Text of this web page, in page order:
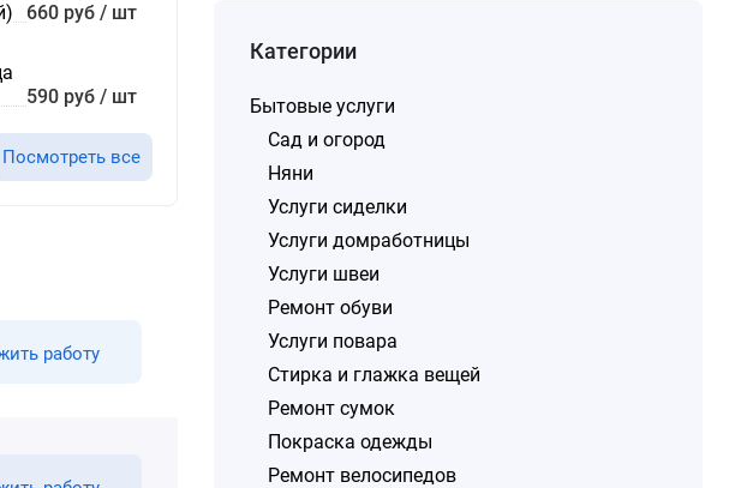
660 руб / шт
590 руб / шт
Посмотреть все
работу
Категории
Бытовые услуги
Сад и огород
Няни
Услуги сиделки
Услуги домработницы
Услуги швеи
Ремонт обуви
Услуги повара
Стирка и глажка вещей
Ремонт сумок
Покраска одежды
Ремонт велосипедов